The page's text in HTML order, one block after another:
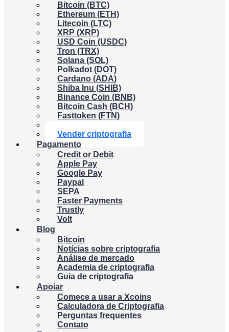
Bitcoin (BTC)
Ethereum (ETH)
Litecoin (LTC)
XRP (XRP)
USD Coin (USDC)
Tron (TRX)
Solana (SOL)
Polkadot (DOT)
Cardano (ADA)
Shiba Inu (SHIB)
Binance Coin (BNB)
Bitcoin Cash (BCH)
Fasttoken (FTN)
Vender criptografia
Pagamento
Credit or Debit
Apple Pay
Google Pay
Paypal
SEPA
Faster Payments
Trustly
Volt
Blog
Bitcoin
Notícias sobre criptografia
Análise de mercado
Academia de criptografia
Guia de criptografia
Apoiar
Comece a usar a Xcoins
Calculadora de Criptografia
Perguntas frequentes
Contato